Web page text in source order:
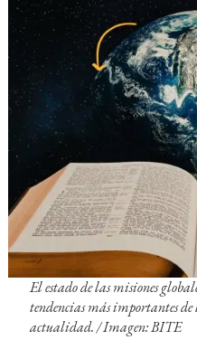
El estado de las misiones
tendencias más importantes
actualidad. / Imagen: BITE